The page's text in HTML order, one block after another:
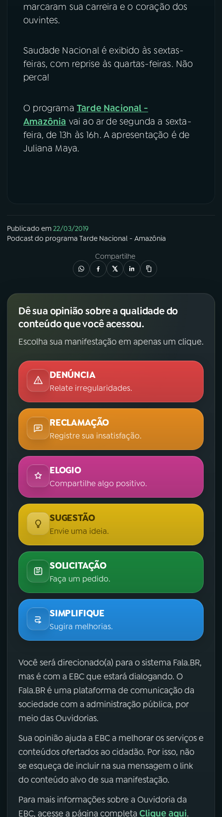
marcaram sua carreira e o coração dos
ouvintes.
Saudade Nacional é exibido às sextas-
feiras, com reprise às quartas-feiras. Não
perca!
O programa Tarde Nacional -
Amazônia vai ao ar de segunda a sexta-
feira, de 13h às 16h. A apresentação é de
Juliana Maya.
Publicado em22/03/2019
Podcastdo programa Tarde Nacional - Amazônia
Compartilhe
Dê sua opinião sobre a qualidade do
conteúdo que você acessou.
Escolha sua manifestação em apenas um clique.
DENÚNCIA
Relate irregularidades.
RECLAMAÇÃO
Registre sua insatisfação.
ELOGIO
Compartilhe algo positivo.
SUGESTÃO
Envie uma ideia.
SOLICITAÇÃO
Faça um pedido.
SIMPLIFIQUE
Sugira melhorias.
Você será direcionado(a) para o sistema Fala.BR,
mas é com a EBC que estará dialogando. O
Fala.BR é uma plataforma de comunicação da
sociedade com a administração pública, por
meio das Ouvidorias.
Sua opinião ajuda a EBC a melhorar os serviços e
conteúdos ofertados ao cidadão. Por isso, não
se esqueça de incluir na sua mensagem o link
do conteúdo alvo de sua manifestação.
Para mais informações sobre a Ouvidoria da
EBC, acesse a página completa Clique aqui.